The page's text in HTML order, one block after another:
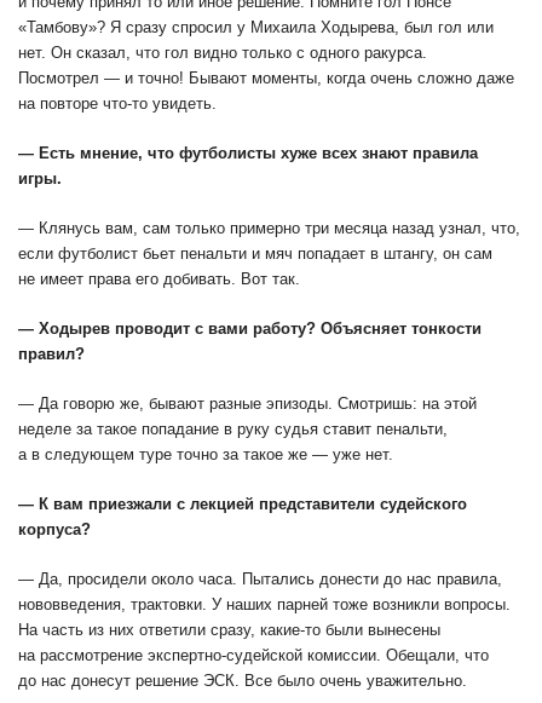
«Тамбову»? Я сразу спросил у Михаила Ходырева, был гол или
нет. Он сказал, что гол видно только с одного ракурса.
Посмотрел — и точно! Бывают моменты, когда очень сложно даже
на повторе что-то увидеть.
— Есть мнение, что футболисты хуже всех знают правила
игры.
— Клянусь вам, сам только примерно три месяца назад узнал, что,
если футболист бьет пенальти и мяч попадает в штангу, он сам
не имеет права его добивать. Вот так.
— Ходырев проводит с вами работу? Объясняет тонкости
правил?
— Да говорю же, бывают разные эпизоды. Смотришь: на этой
неделе за такое попадание в руку судья ставит пенальти,
а в следующем туре точно за такое же — уже нет.
— К вам приезжали с лекцией представители судейского
корпуса?
— Да, просидели около часа. Пытались донести до нас правила,
нововведения, трактовки. У наших парней тоже возникли вопросы.
На часть из них ответили сразу, какие-то были вынесены
на рассмотрение экспертно-судейской комиссии. Обещали, что
до нас донесут решение ЭСК. Все было очень уважительно.